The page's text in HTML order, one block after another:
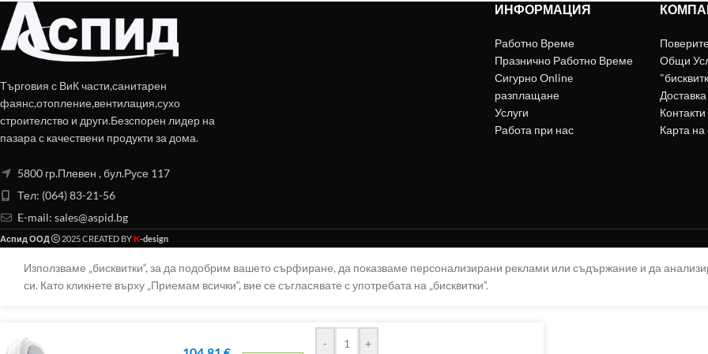
Търговия с ВиК части,санитарен
фаянс,отопление,вентилация,сухо
строителство и други.Безспорен лидер на
пазара с качествени продукти за дома.
5800 гр.Плевен , бул.Русе 117
Тел: (064) 83-21-56
E-mail: sales@aspid.bg
ИНФОРМАЦИЯ
Работно Време
Празнично Работно Време
Сигурно Online
разплащане
Услуги
Работа при нас
Общи
Доставка
Контакти
Карта на
Аспид ООД 2025 CREATED BY K-design
Използваме „бисквитки“, за да подобрим вашето сърфиране, да показваме персонализирани реклами или съдържание и да
си. Като кликнете върху „Приемам всички“, вие се съгласявате с употребата на „бисквитки“.
- +